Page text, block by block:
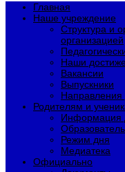
Главная
Наше учреждение
Структура и
организацией
Наши
Вакансии
Выпускники
Направления
Родителям и
Информация
Режим дня
Медиатека
Официально